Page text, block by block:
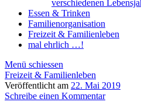
verschiedenen
Essen & Trinken
Familienorganisation
Freizeit & Familienleben
mal ehrlich …!
Menü schiessen
Freizeit & Familienleben
Veröffentlicht am 22. Mai 2019
Schreibe einen Kommentar